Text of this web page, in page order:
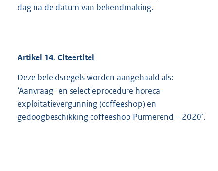
dag na de datum van bekendmaking.
Artikel 14. Citeertitel
Deze beleidsregels worden aangehaald als:
‘Aanvraag- en selectieprocedure horeca-
exploitatievergunning (coffeeshop) en
gedoogbeschikking coffeeshop Purmerend – 2020’.